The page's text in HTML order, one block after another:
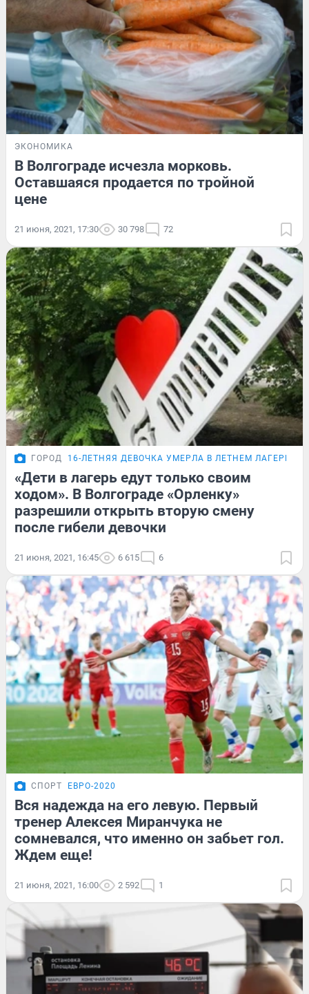
ЭКОНОМИКА
В Волгограде исчезла морковь.
Оставшаяся продается по тройной
цене
21 июня, 2021, 17:30 30 798 72
ГОРОД 16-ЛЕТНЯЯ ДЕВОЧКА УМЕРЛА В ЛЕТНЕМ ЛАГЕРЕ
«Дети в лагерь едут только своим
ходом». В Волгограде «Орленку»
разрешили открыть вторую смену
после гибели девочки
21 июня, 2021, 16:45 6 615 6
СПОРТ ЕВРО-2020
Вся надежда на его левую. Первый
тренер Алексея Миранчука не
сомневался, что именно он забьет гол.
Ждем еще!
21 июня, 2021, 16:00 2 592 1